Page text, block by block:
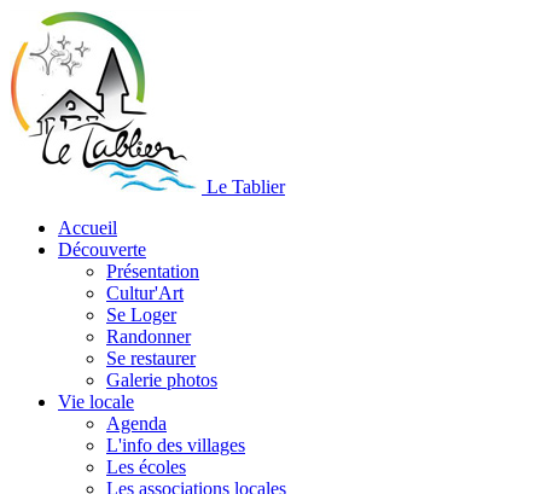
Le Tablier
Accueil
Découverte
Présentation
Cultur'Art
Se Loger
Randonner
Se restaurer
Galerie photos
Vie locale
Agenda
L'info des villages
Les écoles
Les associations locales